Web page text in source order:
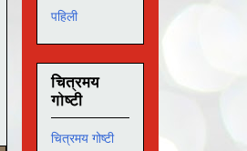
पहिली
चित्रमय
गोष्टी
चित्रमय गोष्टी